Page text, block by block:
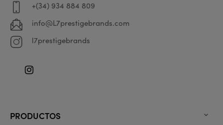
+(34) 934 884 809
info@L7prestigebrands.com
l7prestigebrands
Instagram
PRODUCTOS 